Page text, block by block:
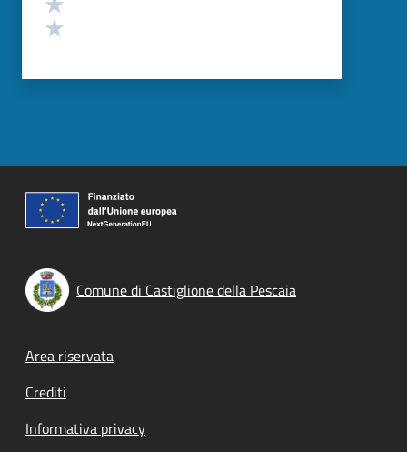
Comune di Castiglione della Pescaia
Footer menu
Area riservata
Crediti
Informativa privacy